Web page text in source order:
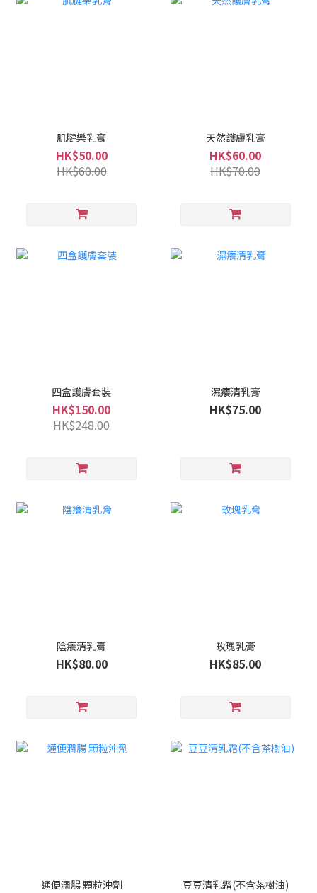
肌腱樂乳膏
HK$50.00
HK$60.00
天然護膚乳膏
HK$60.00
HK$70.00
四盒護膚套裝
HK$150.00
HK$248.00
濕癢清乳膏
HK$75.00
陰癢清乳膏
HK$80.00
玫瑰乳膏
HK$85.00
通便潤腸 顆粒沖劑 豆豆清乳霜(不含茶樹油)